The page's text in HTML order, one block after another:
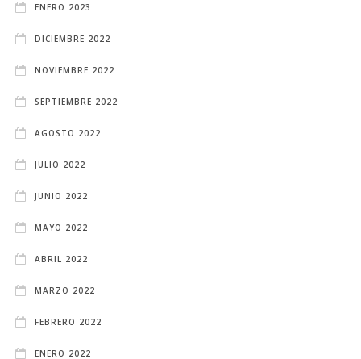
ENERO 2023
DICIEMBRE 2022
NOVIEMBRE 2022
SEPTIEMBRE 2022
AGOSTO 2022
JULIO 2022
JUNIO 2022
MAYO 2022
ABRIL 2022
MARZO 2022
FEBRERO 2022
ENERO 2022